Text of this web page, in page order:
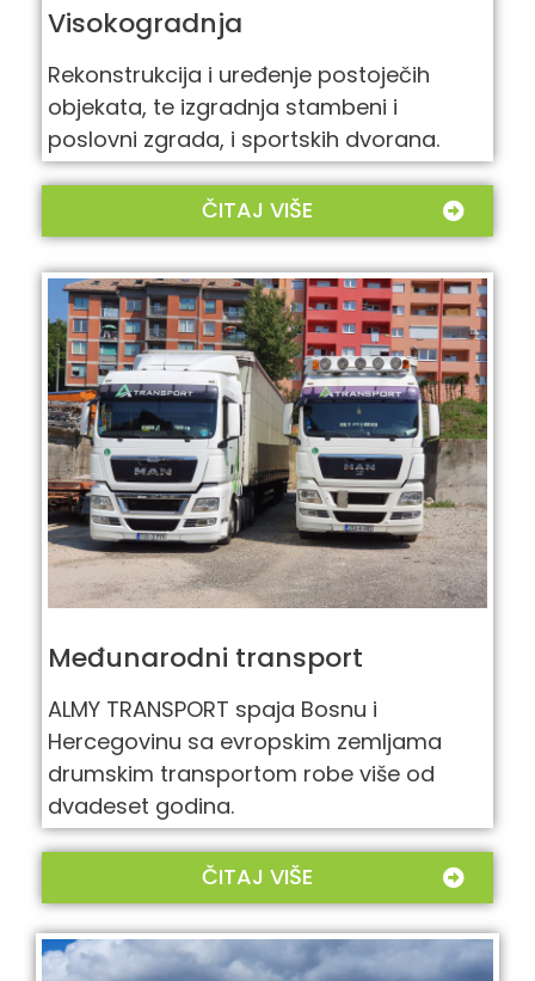
Visokogradnja
Rekonstrukcija i uređenje postoječih
objekata, te izgradnja stambeni i
poslovni zgrada, i sportskih dvorana.
ČITAJ VIŠE
Međunarodni transport
ALMY TRANSPORT spaja Bosnu i
Hercegovinu sa evropskim zemljama
drumskim transportom robe više od
dvadeset godina.
ČITAJ VIŠE